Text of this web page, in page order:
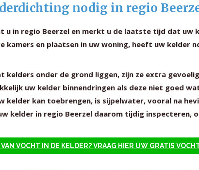
nodig in regio
u in regio Beerzel en merkt u de laatste tijd dat uw
kamers en plaatsen in uw woning, heeft uw kelder
kelders onder de grond liggen, zijn ze extra
uw kelder binnendringen als deze niet goed
kelder kan toebrengen, is sijpelwater, vooral na
kelder in regio Beerzel daarom tijdig inspecteren,
VAN VOCHT IN DE KELDER? VRAAG HIER UW GRATIS